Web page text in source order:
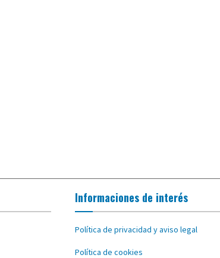
Informaciones de interés
Política de privacidad y aviso legal
Política de cookies